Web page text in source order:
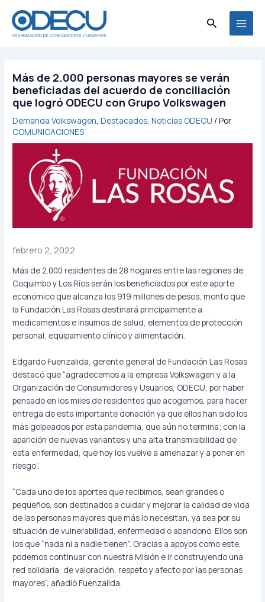
contenido
Buscar
Más de 2.000 personas mayores se verán
beneficiadas del acuerdo de conciliación
que logró ODECU con Grupo Volkswagen
Demanda Volkswagen,Destacados,Noticias ODECU / Por
COMUNICACIONES
febrero 2, 2022
Más de 2.000 residentes de 28 hogares entre las regiones de
Coquimbo y Los Ríos serán los beneficiados por este aporte
económico que alcanza los 919 millones de pesos, monto que
la Fundación Las Rosas destinará principalmente a
medicamentos e insumos de salud, elementos de protección
personal, equipamiento clínico y alimentación.
Edgardo Fuenzalida, gerente general de Fundación Las Rosas
destacó que “agradecemos a la empresa Volkswagen y a la
Organización de Consumidores y Usuarios, ODECU, por haber
pensado en los miles de residentes que acogemos, para hacer
entrega de esta importante donación ya que ellos han sido los
más golpeados por esta pandemia, que aún no termina; con la
aparición de nuevas variantes y una alta transmisibilidad de
esta enfermedad, que hoy los vuelve a amenazar y a poner en
riesgo”.
“Cada uno de los aportes que recibimos, sean grandes o
pequeños, son destinados a cuidar y mejorar la calidad de vida
de las personas mayores que más lo necesitan, ya sea por su
situación de vulnerabilidad, enfermedad o abandono. Ellos son
los que “nada ni a nadie tienen”. Gracias a apoyos como este,
podemos continuar con nuestra Misión e ir construyendo una
red solidaria, de valoración, respeto y afecto por las personas
mayores”, añadió Fuenzalida.